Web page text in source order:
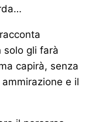
gli farà
capirà, senza
e il